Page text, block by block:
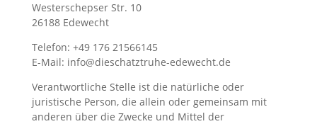
Westerschepser Str. 10
26188 Edewecht
Telefon: +49 176 21566145
E-Mail: info@dieschatztruhe-edewecht.de
Verantwortliche Stelle ist die natürliche oder
juristische Person, die allein oder gemeinsam mit
anderen über die Zwecke und Mittel der